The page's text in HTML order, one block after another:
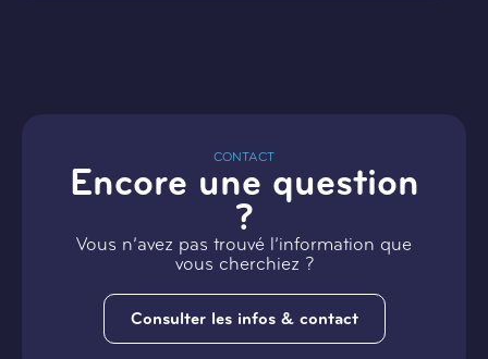
CONTACT
Encore une question
?
Vous n’avez pas trouvé l’information que
vous cherchiez ?
Consulter les infos & contact